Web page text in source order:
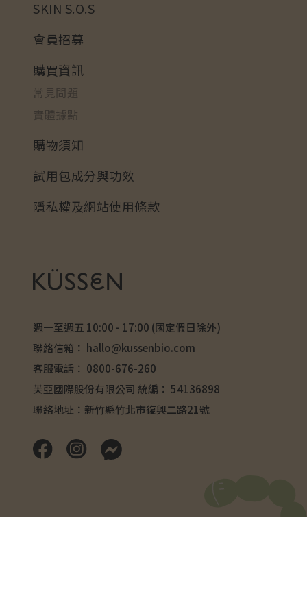
週一至週五 10:00 - 17:00 (國定假日除外)
聯絡信箱： hallo@kussenbio.com
客服電話： 0800-676-260
芙亞國際股份有限公司 統編： 54136898
聯絡地址：新竹縣竹北市復興二路21號
SKIN S.O.S
會員招募
購買資訊
常見問題
實體據點
購物須知
試用包成分與功效
隱私權及網站使用條款